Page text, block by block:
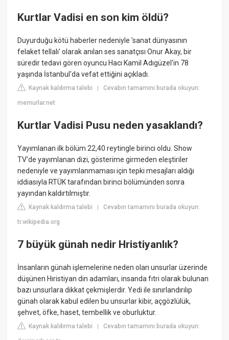
Kurtlar Vadisi en son kim öldü?
Duyurduğu kötü haberler nedeniyle 'sanat dünyasının
felaket tellalı' olarak anılan ses sanatçısı Onur Akay, bir
süredir tedavi gören oyuncu Hacı Kamil Adıgüzel'in 78
yaşında İstanbul'da vefat ettiğini açıkladı.
Kaynak kaldırma talebi |Cevabın tamamını burada okuyun:
memurlar.net
Kurtlar Vadisi Pusu neden yasaklandı?
Yayımlanan ilk bölüm 22,40 reytingle birinci oldu. Show
TV'de yayımlanan dizi, gösterime girmeden eleştiriler
nedeniyle ve yayımlanmaması için tepki mesajları aldığı
iddiasıyla RTÜK tarafından birinci bölümünden sonra
yayından kaldırtılmıştır.
Kaynak kaldırma talebi |Cevabın tamamını burada okuyun:
tr.wikipedia.org
7 büyük günah nedir Hristiyanlık?
İnsanların günah işlemelerine neden olan unsurlar üzerinde
düşünen Hıristiyan din adamları, insanda fıtri olarak bulunan
bazı unsurlara dikkat çekmişlerdir. Yedi ile sınırlandırılıp
günah olarak kabul edilen bu unsurlar kibir, açgözlülük,
şehvet, öfke, haset, tembellik ve oburluktur.
Kaynak kaldırma talebi |Cevabın tamamını burada okuyun: